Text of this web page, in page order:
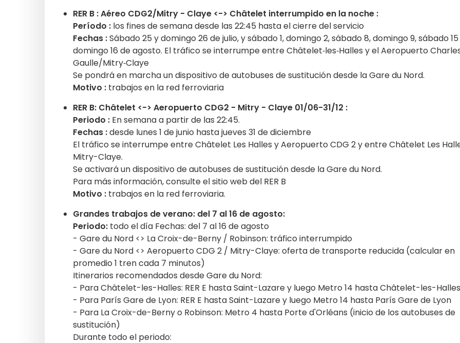
RER B : Aéreo CDG2/Mitry - Claye <-> Châtelet interrumpido en la noche :
Período : los fines de semana desde las 22:45 hasta el cierre del servicio
Fechas :Sábado 25 y domingo 26 de julio, y sábado 1, domingo 2, sábado 8, domingo 9, sábado
domingo 16 de agosto. El tráfico se interrumpe entre Châtelet‑les‑Halles y el Aeropuerto
Gaulle/Mitry‑Claye
Se pondrá en marcha un dispositivo de autobuses de sustitución desde la Gare du Nord.
Motivo : trabajos en la red ferroviaria
RER B: Châtelet <-> Aeropuerto CDG2 - Mitry - Claye 01/06-31/12 :
Periodo : En semana a partir de las 22:45.
Fechas :desde lunes 1 de junio hasta jueves 31 de diciembre
El tráfico se interrumpe entre Châtelet Les Halles y Aeropuerto CDG 2 y entre Châtelet Les
Mitry-Claye.
Se activará un dispositivo de autobuses de sustitución desde la Gare du Nord.
Para más información, consulte el sitio web del RER B
Motivo : trabajos en la red ferroviaria.
Grandes trabajos de verano: del 7 al 16 de agosto:
Periodo: todo el día Fechas: del 7 al 16 de agosto
- Gare du Nord <> La Croix-de-Berny / Robinson: tráfico interrumpido
- Gare du Nord <> Aeropuerto CDG 2 / Mitry-Claye: oferta de transporte reducida (calcular en
promedio 1 tren cada 7 minutos)
Itinerarios recomendados desde Gare du Nord:
- Para Châtelet-les-Halles: RER E hasta Saint-Lazare y luego Metro 14 hasta Châtelet-les-Halles
- Para París Gare de Lyon: RER E hasta Saint-Lazare y luego Metro 14 hasta París Gare de Lyon
- Para La Croix-de-Berny o Robinson: Metro 4 hasta Porte d'Orléans (inicio de los autobuses de
sustitución)
Durante todo el periodo: